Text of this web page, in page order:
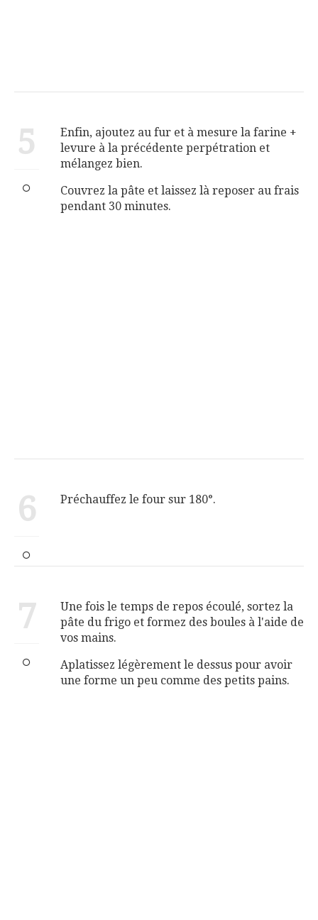
5
Enfin, ajoutez au fur et à mesure la farine +
levure à la précédente perpétration et
mélangez bien.
Couvrez la pâte et laissez là reposer au frais
pendant 30 minutes.
6 Préchauffez le four sur 180°.
7
Une fois le temps de repos écoulé, sortez la
pâte du frigo et formez des boules à l'aide de
vos mains.
Aplatissez légèrement le dessus pour avoir
une forme un peu comme des petits pains.